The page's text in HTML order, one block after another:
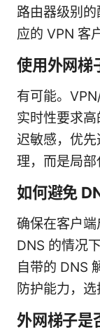
路由器级别
应的 VPN 客
使用外网梯
有可能。
实时性要求
迟敏感，优
理，而是局部
如何避免
确保在客户
DNS 的情况
自带的 DNS
防护能力，选
外网梯子是